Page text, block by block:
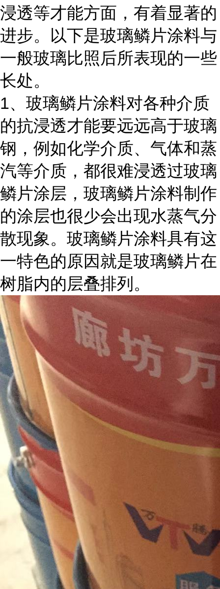
浸透等才能方面，有着显著的
进步。以下是玻璃鳞片涂料与
一般玻璃比照后所表现的一些
长处。
1、玻璃鳞片涂料对各种介质
的抗浸透才能要远远高于玻璃
钢，例如化学介质、气体和蒸
汽等介质，都很难浸透过玻璃
鳞片涂层，玻璃鳞片涂料制作
的涂层也很少会出现水蒸气分
散现象。玻璃鳞片涂料具有这
一特色的原因就是玻璃鳞片在
树脂内的层叠排列。